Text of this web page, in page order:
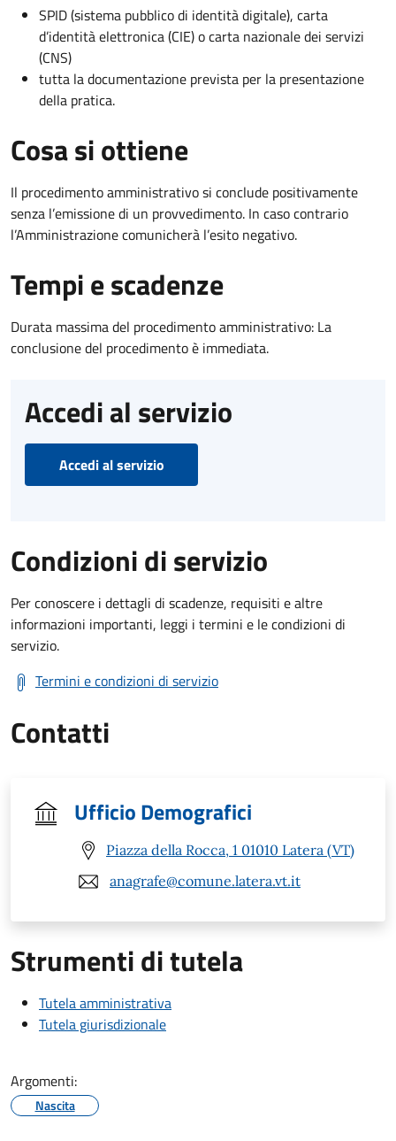
SPID (sistema pubblico di identità digitale), carta
d’identità elettronica (CIE) o carta nazionale dei servizi
(CNS)
tutta la documentazione prevista per la presentazione
della pratica.
Cosa si ottiene
Il procedimento amministrativo si conclude positivamente
senza l’emissione di un provvedimento. In caso contrario
l’Amministrazione comunicherà l’esito negativo.
Tempi e scadenze
Durata massima del procedimento amministrativo: La
conclusione del procedimento è immediata.
Accedi al servizio
Accedi al servizio
Condizioni di servizio
Per conoscere i dettagli di scadenze, requisiti e altre
informazioni importanti, leggi i termini e le condizioni di
servizio.
Termini e condizioni di servizio
Contatti
Ufficio Demografici
Piazza della Rocca, 1 01010 Latera (VT)
anagrafe@comune.latera.vt.it
Strumenti di tutela
Tutela amministrativa
Tutela giurisdizionale
Argomenti:
Nascita